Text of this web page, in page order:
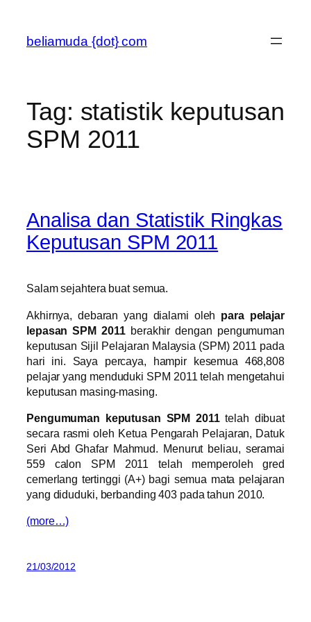
content
beliamuda {dot} com
Tag: statistik keputusan
SPM 2011
Analisa dan Statistik Ringkas
Keputusan SPM 2011
Salam sejahtera buat semua.
Akhirnya, debaran yang dialami oleh para pelajar
lepasan SPM 2011berakhir dengan pengumuman
keputusan Sijil Pelajaran Malaysia (SPM) 2011 pada
hari ini. Saya percaya, hampir kesemua 468,808
pelajar yang menduduki SPM 2011 telah mengetahui
keputusan masing-masing.
Pengumuman keputusan SPM 2011telah dibuat
secara rasmi oleh Ketua Pengarah Pelajaran, Datuk
Seri Abd Ghafar Mahmud. Menurut beliau, seramai
559 calon SPM 2011 telah memperoleh gred
cemerlang tertinggi (A+) bagi semua mata pelajaran
yang diduduki, berbanding 403 pada tahun 2010.
(more…)
21/03/2012